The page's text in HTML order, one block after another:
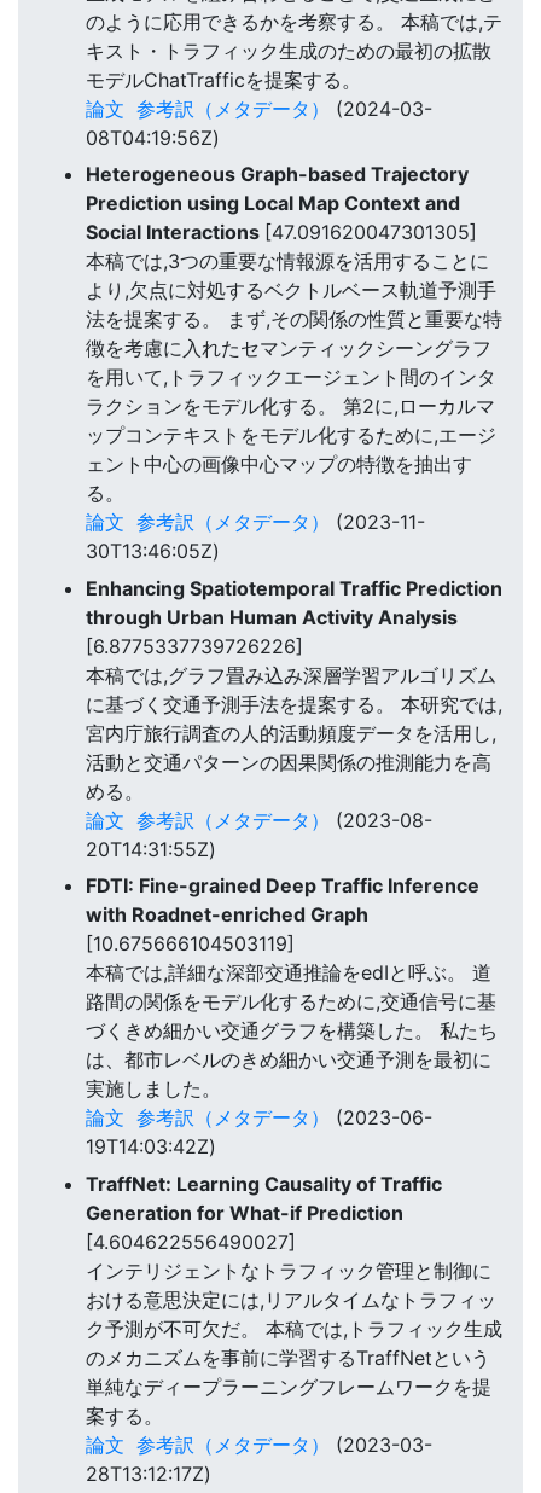
のように応用できるかを考察する。 本稿では,テ
キスト・トラフィック生成のための最初の拡散
モデルChatTrafficを提案する。
論文 参考訳（メタデータ）
(2024-03-
08T04:19:56Z)
Heterogeneous Graph-based Trajectory
Prediction using Local Map Context and
Social Interactions [47.091620047301305]
本稿では,3つの重要な情報源を活用することに
より,欠点に対処するベクトルベース軌道予測手
法を提案する。 まず,その関係の性質と重要な特
徴を考慮に入れたセマンティックシーングラフ
を用いて,トラフィックエージェント間のインタ
ラクションをモデル化する。 第2に,ローカルマ
ップコンテキストをモデル化するために,エージ
ェント中心の画像中心マップの特徴を抽出す
る。
論文 参考訳（メタデータ）
(2023-11-
30T13:46:05Z)
Enhancing Spatiotemporal Traffic Prediction
through Urban Human Activity Analysis
[6.8775337739726226]
本稿では,グラフ畳み込み深層学習アルゴリズム
に基づく交通予測手法を提案する。 本研究では,
宮内庁旅行調査の人的活動頻度データを活用し,
活動と交通パターンの因果関係の推測能力を高
める。
論文 参考訳（メタデータ）
(2023-08-
20T14:31:55Z)
FDTI: Fine-grained Deep Traffic Inference
with Roadnet-enriched Graph
[10.675666104503119]
本稿では,詳細な深部交通推論をedIと呼ぶ。 道
路間の関係をモデル化するために,交通信号に基
づくきめ細かい交通グラフを構築した。 私たち
は、都市レベルのきめ細かい交通予測を最初に
実施しました。
論文 参考訳（メタデータ）
(2023-06-
19T14:03:42Z)
TraffNet: Learning Causality of Traffic
Generation for What-if Prediction
[4.604622556490027]
インテリジェントなトラフィック管理と制御に
おける意思決定には,リアルタイムなトラフィッ
ク予測が不可欠だ。 本稿では,トラフィック生成
のメカニズムを事前に学習するTraffNetという
単純なディープラーニングフレームワークを提
案する。
論文 参考訳（メタデータ）
(2023-03-
28T13:12:17Z)